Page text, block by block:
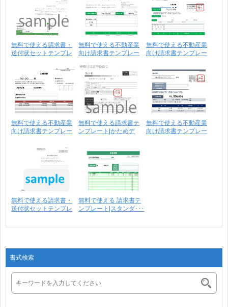
無料で使える請求書・
送付状セットテンプレ
無料で使える不動産業
向け請求書テンプレー
無料で使える不動産業
向け請求書テンプレー
無料で使える不動産業
向け請求書テンプレー
無料で使える請求書テ
ンプレート|かためデ
無料で使える不動産業
向け請求書テンプレー
無料で使える請求書・
送付状セットテンプレ
無料で使える 請求書テ
ンプレート|スタンダ･･･
書式検索